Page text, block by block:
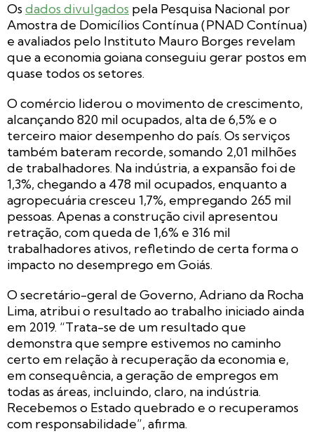
Osdados divulgados pela Pesquisa Nacional por
Amostra de Domicílios Contínua (PNAD Contínua)
e avaliados pelo Instituto Mauro Borges revelam
que a economia goiana conseguiu gerar postos em
quase todos os setores.
O comércio liderou o movimento de crescimento,
alcançando 820 mil ocupados, alta de 6,5% e o
terceiro maior desempenho do país. Os serviços
também bateram recorde, somando 2,01 milhões
de trabalhadores. Na indústria, a expansão foi de
1,3%, chegando a 478 mil ocupados, enquanto a
agropecuária cresceu 1,7%, empregando 265 mil
pessoas. Apenas a construção civil apresentou
retração, com queda de 1,6% e 316 mil
trabalhadores ativos, refletindo de certa forma o
impacto no desemprego em Goiás.
O secretário-geral de Governo, Adriano da Rocha
Lima, atribui o resultado ao trabalho iniciado ainda
em 2019. “Trata-se de um resultado que
demonstra que sempre estivemos no caminho
certo em relação à recuperação da economia e,
em consequência, a geração de empregos em
todas as áreas, incluindo, claro, na indústria.
Recebemos o Estado quebrado e o recuperamos
com responsabilidade”, afirma.